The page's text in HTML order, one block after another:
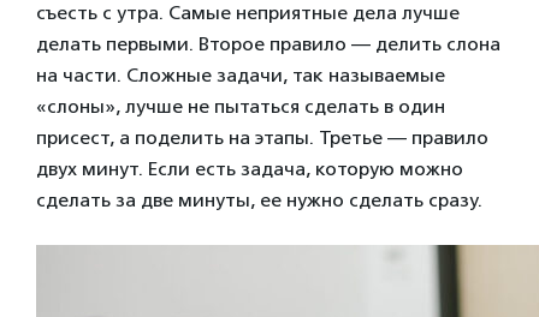
съесть с утра. Самые неприятные дела лучше
делать первыми. Второе правило — делить слона
на части. Сложные задачи, так называемые
«слоны», лучше не пытаться сделать в один
присест, а поделить на этапы. Третье — правило
двух минут. Если есть задача, которую можно
сделать за две минуты, ее нужно сделать сразу.